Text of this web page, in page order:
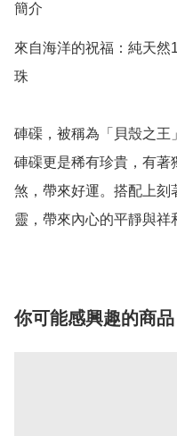
簡介
來自海洋的祝福：純天然
珠
硨磲，被稱為「貝殼之王
硨磲更是稀有珍貴，有著
煞，帶來好運。搭配上刻
靈，帶來內心的平靜與祥
你可能感興趣的商品